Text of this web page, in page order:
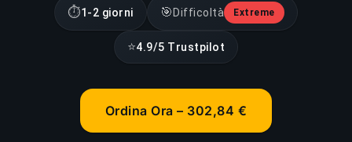
⏱1-2 giorni 🎯Difficoltà Extreme
⭐4.9/5 Trustpilot
Ordina Ora – 302,84 €